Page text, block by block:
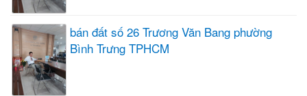
bán đất số 26 Trương Văn Bang phường
Bình Trưng TPHCM